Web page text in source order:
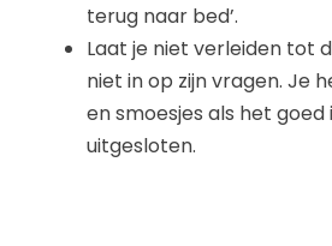
terug naar bed’.
Laat je niet verleiden tot
niet in op zijn vragen. Je
en smoesjes als het goed
uitgesloten.